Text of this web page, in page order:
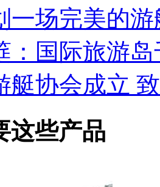
一场完美的
：国际旅游
艇协会成立
这些产品